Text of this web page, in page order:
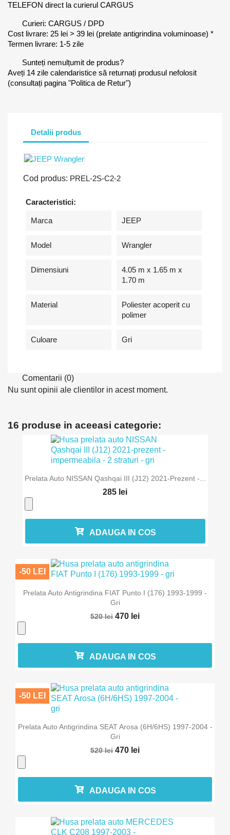
TELEFON direct la curierul CARGUS
Curieri: CARGUS / DPD
Cost livrare: 25 lei > 39 lei (prelate antigrindina voluminoase) *
Termen livrare: 1-5 zile
Sunteți nemulțumit de produs?
Aveți 14 zile calendaristice să returnați produsul nefolosit
(consultați pagina "Politica de Retur")
Detalii produs
Cod produs: PREL-2S-C2-2
Caracteristici:
Marca JEEP
Model Wrangler
Dimensiuni
4.05 m x 1.65 m x
1.70 m
Material
Poliester acoperit cu
polimer
Culoare Gri
Comentarii (0)
Nu sunt opinii ale clientilor in acest moment.
16 produse in aceeasi categorie:
Prelata Auto NISSAN Qashqai III (J12) 2021-Prezent -...
285 lei
ADAUGA IN COS
Prelata Auto Antigrindina FIAT Punto I (176) 1993-1999 -
Gri
520 lei 470 lei
-50 LEI
ADAUGA IN COS
Prelata Auto Antigrindina SEAT Arosa (6H/6HS) 1997-2004 -
Gri
520 lei 470 lei
-50 LEI
ADAUGA IN COS